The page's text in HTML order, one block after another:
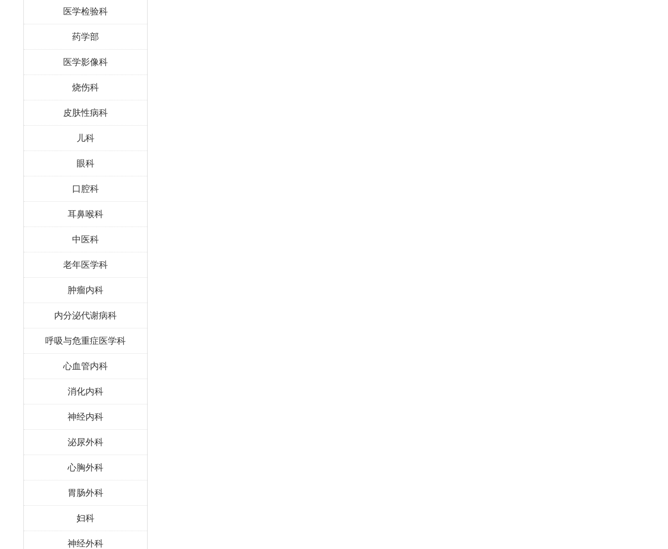
医学检验科
药学部
医学影像科
烧伤科
皮肤性病科
儿科
眼科
口腔科
耳鼻喉科
中医科
老年医学科
肿瘤内科
内分泌代谢病科
呼吸与危重症医学科
心血管内科
消化内科
神经内科
泌尿外科
心胸外科
胃肠外科
妇科
神经外科